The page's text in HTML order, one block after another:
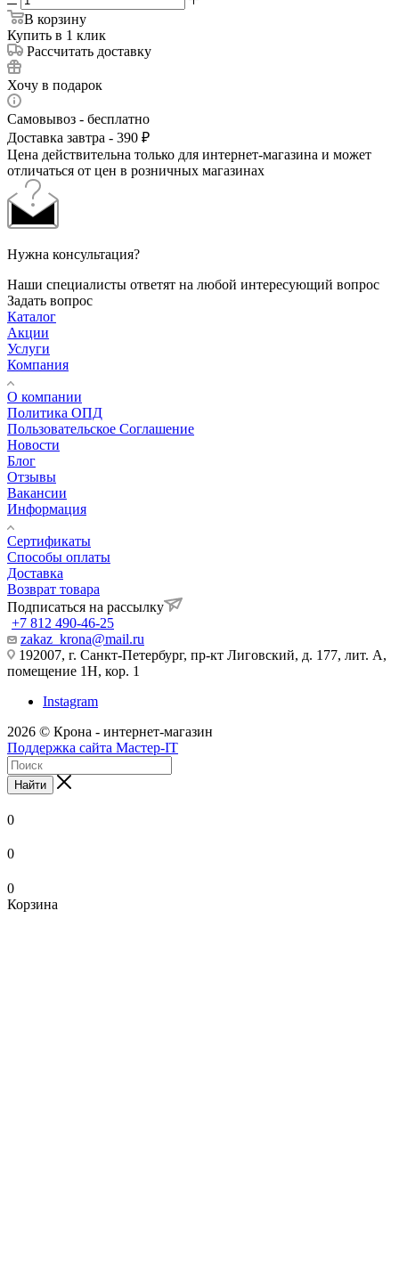
В корзину
Купить в 1 клик
Рассчитать доставку
Хочу в подарок
Самовывоз - бесплатно
Доставка завтра - 390 ₽
Цена действительна только для интернет-магазина и может
отличаться от цен в розничных магазинах
Нужна консультация?
Наши специалисты ответят на любой интересующий вопрос
Задать вопрос
Каталог
Акции
Услуги
Компания
О компании
Политика ОПД
Пользовательское Соглашение
Новости
Блог
Отзывы
Вакансии
Информация
Сертификаты
Способы оплаты
Доставка
Возврат товара
Подписаться на рассылку
+7 812 490-46-25
zakaz_krona@mail.ru
192007, г. Санкт-Петербург, пр-кт Лиговский, д. 177, лит. А,
помещение 1Н, кор. 1
Instagram
2026 © Крона - интернет-магазин
Поддержка сайта Мастер-IT
Найти
0
0
0
Корзина